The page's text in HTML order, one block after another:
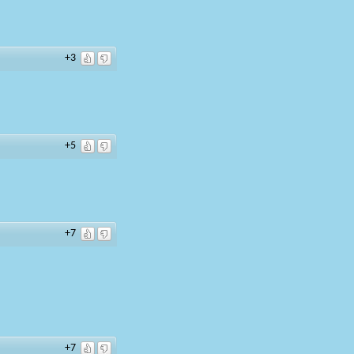
+3
+5
+7
+7